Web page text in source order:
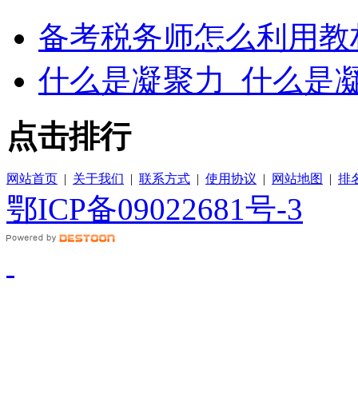
备考税务师怎么利用
什么是凝聚力_什么是
点击排行
网站首页 | 关于我们 | 联系方式 | 使用协议 | 网站地图 | 排
鄂ICP备09022681号-3